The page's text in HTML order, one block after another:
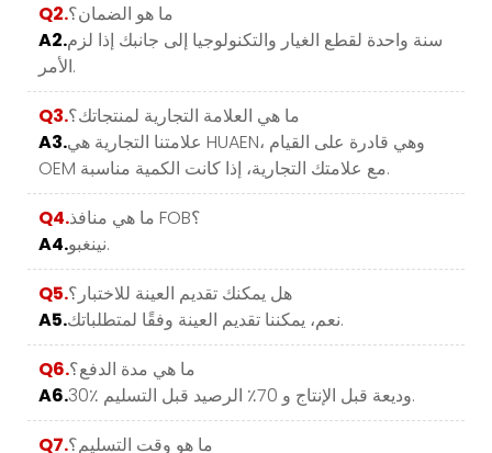
Q2.ما هو الضمان؟
A2.سنة واحدة لقطع الغيار والتكنولوجيا إلى جانبك إذا لزم
الأمر.
Q3.ما هي العلامة التجارية لمنتجاتك؟
A3.علامتنا التجارية هي HUAEN، وهي قادرة على القيام
OEM مع علامتك التجارية، إذا كانت الكمية مناسبة.
Q4.
ما هي منافذ FOB؟
A4.
نينغبو.
Q5.هل يمكنك تقديم العينة للاختبار؟
A5.
نعم، يمكننا تقديم العينة وفقًا لمتطلباتك.
Q6.ما هي مدة الدفع؟
A6.
30٪ وديعة قبل الإنتاج و 70٪ الرصيد قبل التسليم.
Q7.ما هو وقت التسليم؟